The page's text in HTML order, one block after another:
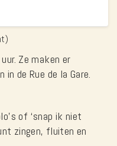
Zemaken er
de Rue de la Gare.
of ‘snap ik niet
zingen, fluiten en